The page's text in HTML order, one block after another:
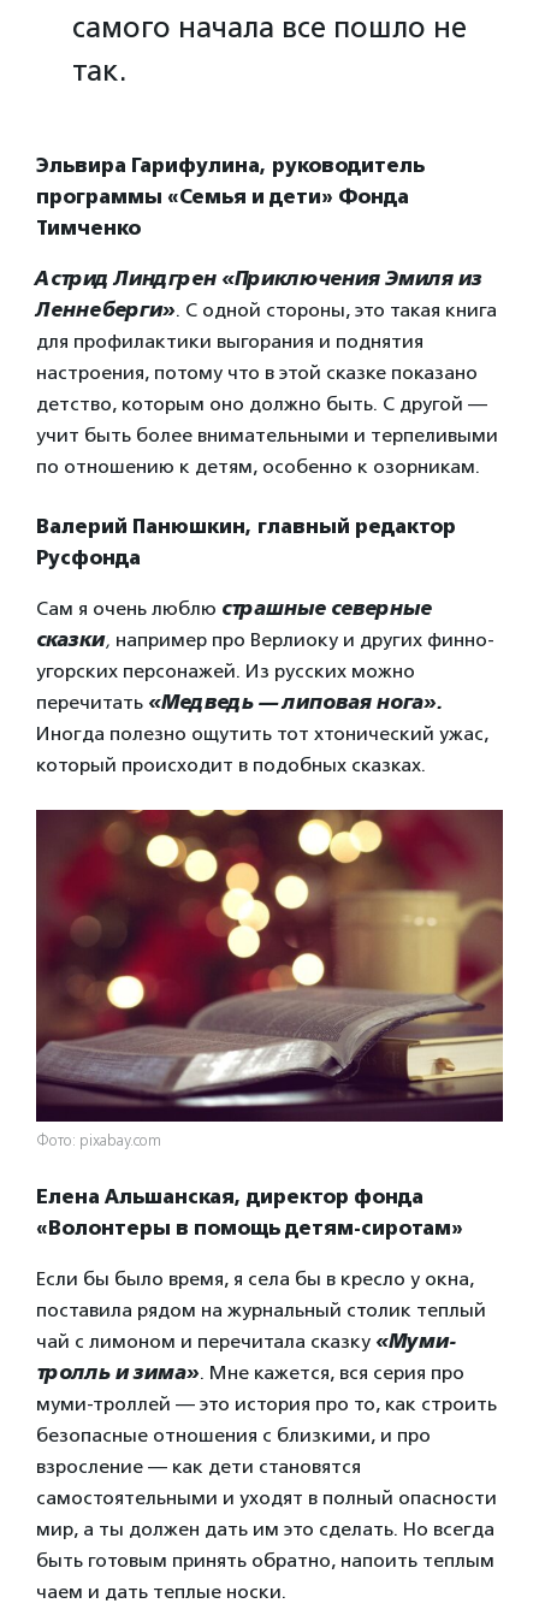
самого начала все пошло не
так.
Эльвира Гарифулина, руководитель
программы «Семья и дети» Фонда
Тимченко
Астрид Линдгрен «Приключения Эмиля из
Леннеберги». С одной стороны, это такая книга
для профилактики выгорания и поднятия
настроения, потому что в этой сказке показано
детство, которым оно должно быть. С другой —
учит быть более внимательными и терпеливыми
по отношению к детям, особенно к озорникам.
Валерий Панюшкин, главный редактор
Русфонда
Сам я очень люблю страшные северные
сказки, например про Верлиоку и других финно-
угорских персонажей. Из русских можно
перечитать «Медведь — липовая нога».
Иногда полезно ощутить тот хтонический ужас,
который происходит в подобных сказках.
Фото: pixabay.com
Елена Альшанская, директор фонда
«Волонтеры в помощь детям-сиротам»
Если бы было время, я села бы в кресло у окна,
поставила рядом на журнальный столик теплый
чай с лимоном и перечитала сказку «Муми-
тролль и зима». Мне кажется, вся серия про
муми-троллей — это история про то, как строить
безопасные отношения с близкими, и про
взросление — как дети становятся
самостоятельными и уходят в полный опасности
мир, а ты должен дать им это сделать. Но всегда
быть готовым принять обратно, напоить теплым
чаем и дать теплые носки.